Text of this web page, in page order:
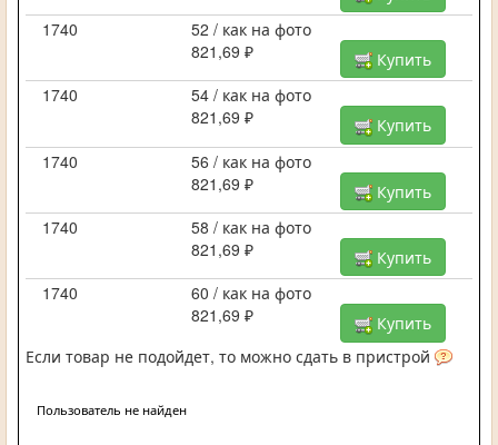
1740
52 / как на фото
821,69 ₽
Купить
1740
54 / как на фото
821,69 ₽
Купить
1740
56 / как на фото
821,69 ₽
Купить
1740
58 / как на фото
821,69 ₽
Купить
1740
60 / как на фото
821,69 ₽
Купить
Если товар не подойдет, то можно сдать в пристрой
Пользователь не найден